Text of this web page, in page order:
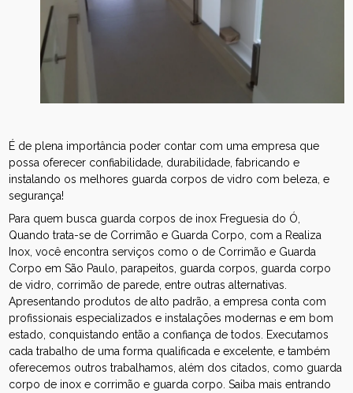
É de plena importância poder contar com uma empresa que
possa oferecer confiabilidade, durabilidade, fabricando e
instalando os melhores guarda corpos de vidro com beleza, e
segurança!
Para quem busca guarda corpos de inox Freguesia do Ó,
Quando trata-se de Corrimão e Guarda Corpo, com a Realiza
Inox, você encontra serviços como o de Corrimão e Guarda
Corpo em São Paulo, parapeitos, guarda corpos, guarda corpo
de vidro, corrimão de parede, entre outras alternativas.
Apresentando produtos de alto padrão, a empresa conta com
profissionais especializados e instalações modernas e em bom
estado, conquistando então a confiança de todos. Executamos
cada trabalho de uma forma qualificada e excelente, e também
oferecemos outros trabalhamos, além dos citados, como guarda
corpo de inox e corrimão e guarda corpo. Saiba mais entrando